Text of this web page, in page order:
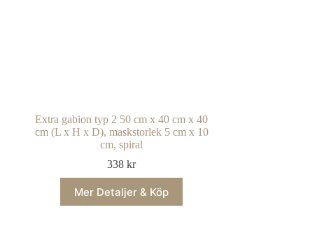
Extra gabion typ 2 50 cm x 40 cm x 40
cm (L x H x D), maskstorlek 5 cm x 10
cm, spiral
338kr
Mer Detaljer & Köp